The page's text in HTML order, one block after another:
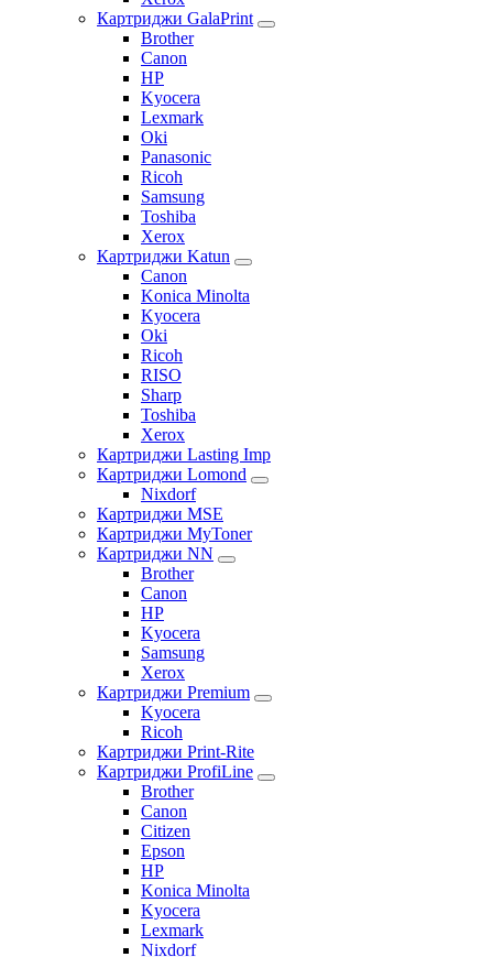
Картриджи GalaPrint
Brother
Canon
HP
Kyocera
Lexmark
Oki
Panasonic
Ricoh
Samsung
Toshiba
Xerox
Картриджи Katun
Canon
Konica Minolta
Kyocera
Oki
Ricoh
RISO
Sharp
Toshiba
Xerox
Картриджи Lasting Imp
Картриджи Lomond
Nixdorf
Картриджи MSE
Картриджи MyToner
Картриджи NN
Brother
Canon
HP
Kyocera
Samsung
Xerox
Картриджи Premium
Kyocera
Ricoh
Картриджи Print-Rite
Картриджи ProfiLine
Brother
Canon
Citizen
Epson
HP
Konica Minolta
Kyocera
Lexmark
Nixdorf